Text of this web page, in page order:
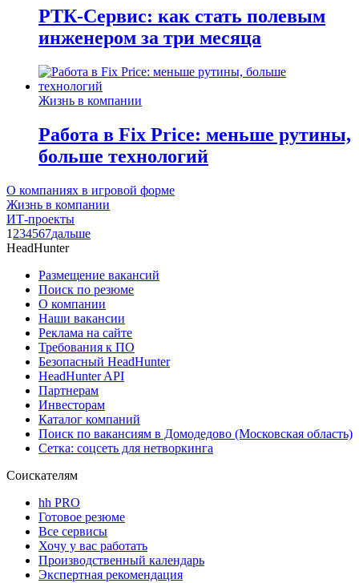
РТК-Сервис: как стать полевым
инженером за три месяца
Жизнь в компании
Работа в Fix Price: меньше рутины,
больше технологий
О компаниях в игровой форме
Жизнь в компании
ИТ-проекты
1 234567дальше
HeadHunter
Размещение вакансий
Поиск по резюме
О компании
Наши вакансии
Реклама на сайте
Требования к ПО
Безопасный HeadHunter
HeadHunter API
Партнерам
Инвесторам
Каталог компаний
Поиск по вакансиям в Домодедово (Московская область)
Сетка: соцсеть для нетворкинга
Соискателям
hh PRO
Готовое резюме
Все сервисы
Хочу у вас работать
Производственный календарь
Экспертная рекомендация